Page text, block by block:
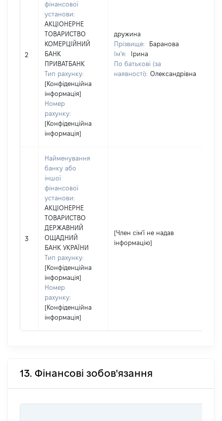
2
фінансової
установи:
АКЦІОНЕРНЕ
ТОВАРИСТВО
КОМЕРЦІЙНИЙ
БАНК
ПРИВАТБАНК
Тип рахунку:
[Конфіденційна
інформація]
Номер
рахунку:
[Конфіденційна
інформація]
дружина
Прізвище:
Баранова
Ім'я:
Ірина
По батькові (за
наявності): Олександрівна
3
Найменування
банку або
іншої
фінансової
установи:
АКЦІОНЕРНЕ
ТОВАРИСТВО
ДЕРЖАВНИЙ
ОЩАДНИЙ
БАНК УКРАЇНИ
Тип рахунку:
[Конфіденційна
інформація]
Номер
рахунку:
[Конфіденційна
інформація]
[Член сім'ї не надав
інформацію]
13. Фінансові зобов'язання